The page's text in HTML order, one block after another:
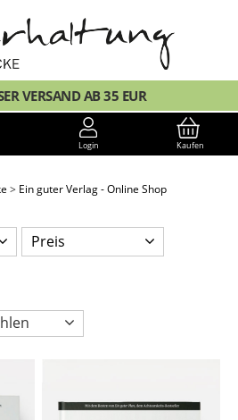
VERSAND AB 35 EUR
Login Kaufen
Ein guter Verlag - Online Shop
Preis